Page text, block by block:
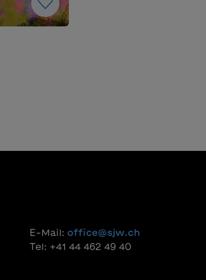
E-Mail: office@sjw.ch
Tel: +41 44 462 49 40